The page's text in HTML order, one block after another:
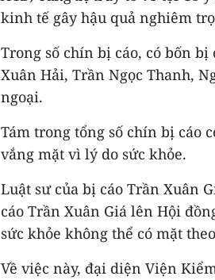
kinh tế gây hậu quả nghiêm
Trong số chín bị cáo, có bốn
Xuân Hải, Trần Ngọc Thanh,
ngoại.
Tám trong tổng số chín bị cáo
vắng mặt vì lý do sức khỏe.
Luật sư của bị cáo Trần Xuân
cáo Trần Xuân Giá lên Hội
sức khỏe không thể có mặt
Về việc này, đại diện Viện